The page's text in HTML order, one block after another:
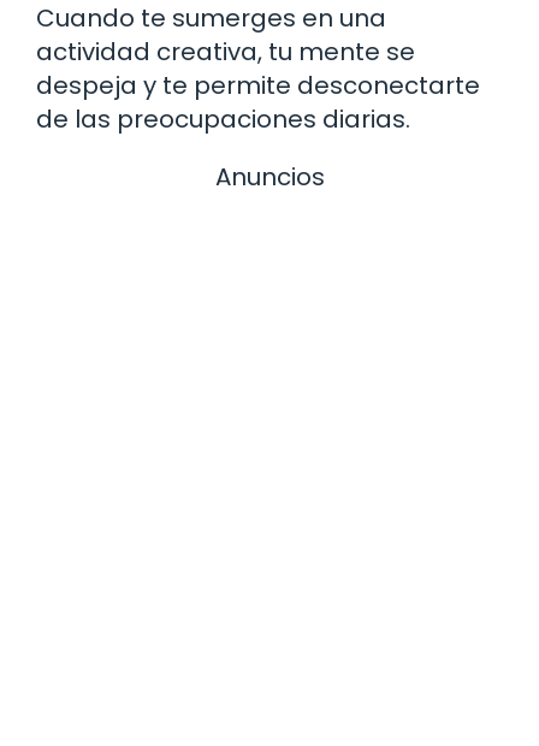
Cuando te sumerges en una
actividad creativa, tu mente se
despeja y te permite desconectarte
de las preocupaciones diarias.
Anuncios